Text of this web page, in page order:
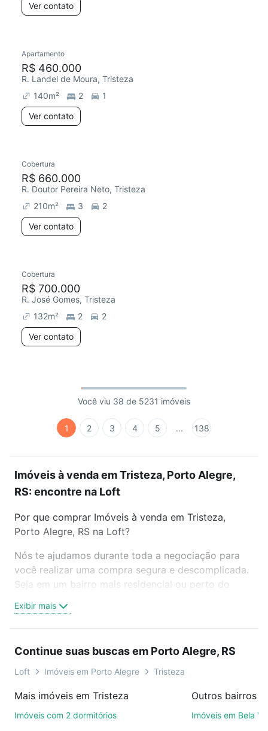
Ver contato
Apartamento
R$ 460.000
R. Landel de Moura, Tristeza
140m² 2
1
Ver contato
Cobertura
R$ 660.000
R. Doutor Pereira Neto, Tristeza
210m² 3
2
Ver contato
Cobertura
R$ 700.000
R. José Gomes, Tristeza
132m² 2
2
Ver contato
Você viu 38 de 5231 imóveis
1 2 3 4 5 ... 138
Imóveis à venda em Tristeza, Porto Alegre,
RS: encontre na Loft
Por que comprar Imóveis à venda em Tristeza,
Porto Alegre, RS na Loft?
Nós te ajudamos durante toda a negociação para
você realizar uma compra segura e descomplicada.
Seja em um bairro mais residencial ou perto do
oferta ideal de Imóveis à venda em Tristeza, Porto
Alegre, RS para conquistar seu sonho. Agende uma
compromisso e você ainda conta com mais de 46
mil corretores e imobiliárias te ajudando na compra,
Como escolher um imóvel?
Exibir mais
Continue suas buscas em Porto Alegre, RS
Loft Imóveis em Porto Alegre Tristeza
Mais imóveis em Tristeza
Imóveis com 2 dormitórios
Imóveis em Bela